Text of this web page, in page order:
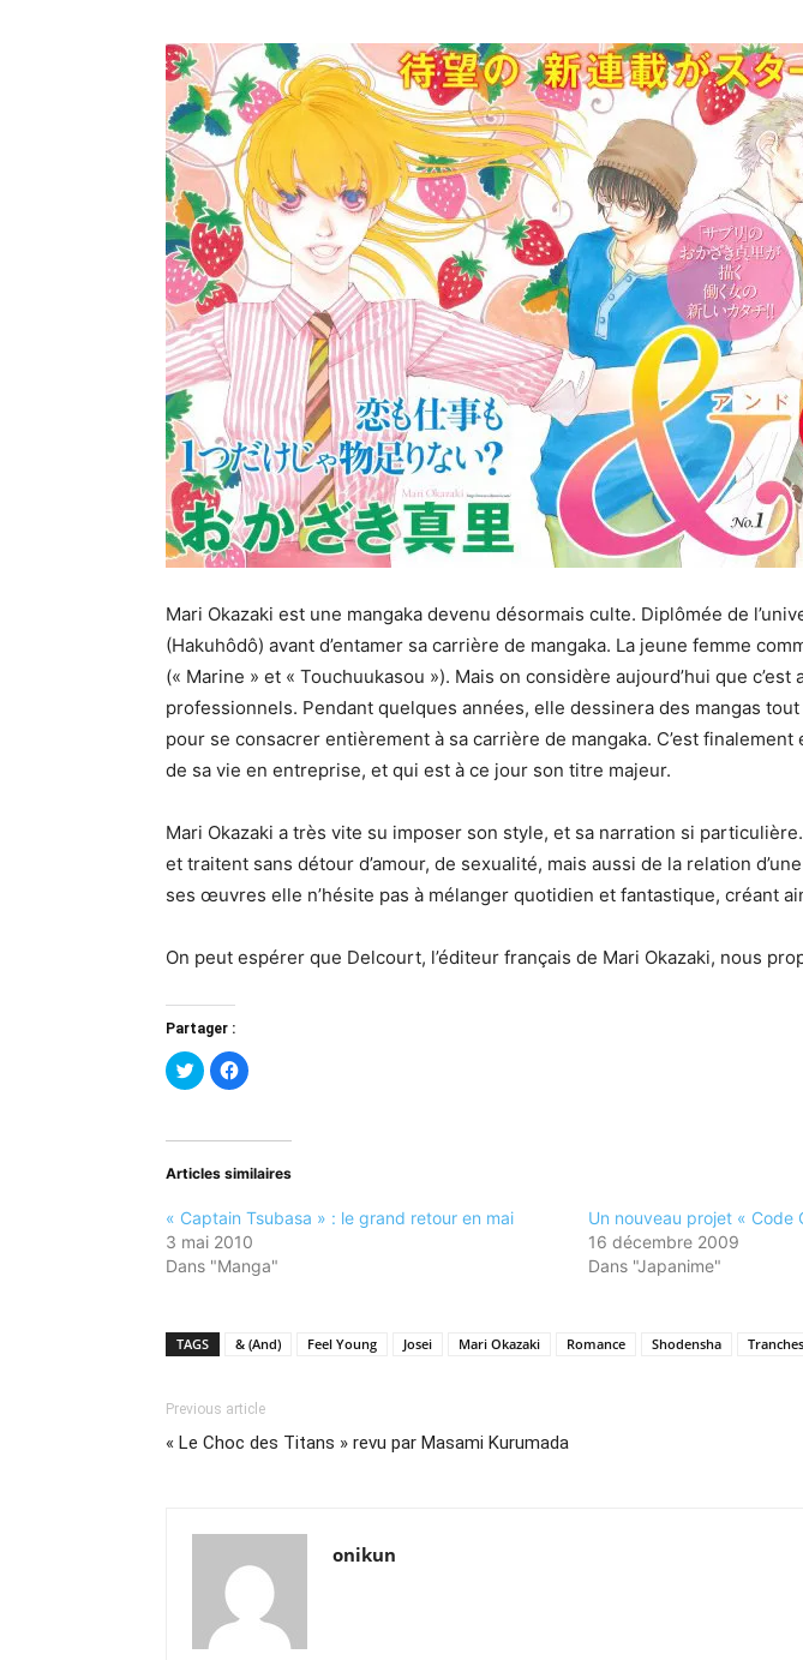
Mari Okazaki est une mangaka devenu désormais culte. Diplômée de
(Hakuhôdô) avant d’entamer sa carrière de mangaka. La jeune femme
(« Marine » et « Touchuukasou »). Mais on considère aujourd’hui que
professionnels. Pendant quelques années, elle dessinera des mangas
pour se consacrer entièrement à sa carrière de mangaka. C’est
de sa vie en entreprise, et qui est à ce jour son titre majeur.
Mari Okazaki a très vite su imposer son style, et sa narration si
et traitent sans détour d’amour, de sexualité, mais aussi de la relation
ses œuvres elle n’hésite pas à mélanger quotidien et fantastique, créant
On peut espérer que Delcourt, l’éditeur français de Mari Okazaki, nous
Partager :
Cliquez
pour
partager
dans
nouvelle
fenêtre)
Cliquez
pour
dans
nouvelle
fenêtre)
Articles similaires
« Captain Tsubasa » : le grand retour en mai
3 mai 2010
Dans "Manga"
Un nouveau projet « Code
16 décembre 2009
Dans "Japanime"
TAGS & (And) Feel Young Josei Mari Okazaki Romance Shodensha
Previous article
« Le Choc des Titans » revu par Masami Kurumada
onikun